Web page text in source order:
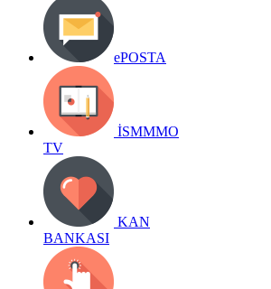
ePOSTA
İSMMMO
TV
KAN
BANKASI